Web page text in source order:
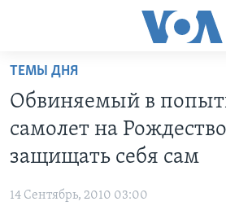
Перейти
основной
контент
основной
навигации
ГЛАВНОЕ
ИТОГИ
НАША АМЕРИКАНСКАЯ ИСТОРИЯ
ИНТЕРВЬЮ
ТЕМЫ ДНЯ
Обвиняемый в
самолет на
защищать себя сам
14 Сентябрь, 2010 03:00